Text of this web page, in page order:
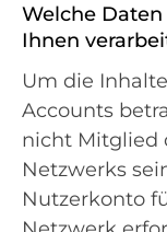
Welche
Ihnen
Um die
Accounts
nicht Mitglied
Netzwerks
Nutzerkonto